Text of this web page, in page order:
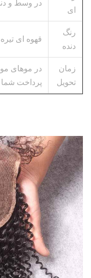
ای
در وسط و
رنگ
دنده
قهوه ای
زمان
تحویل
در موهای
پرداخت